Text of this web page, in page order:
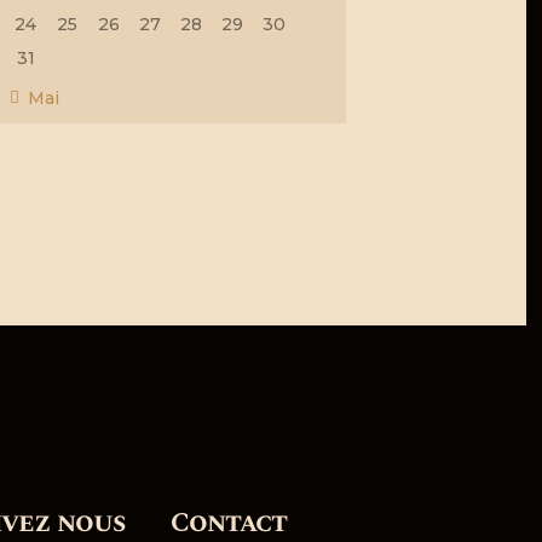
24
25 26 27 28 29
30
31
« Mai
nous Contact